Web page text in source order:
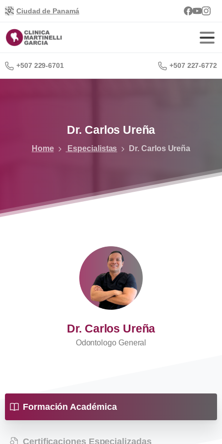
Ciudad de Panamá
+507 229-6701 +507 227-6772
Dr. Carlos Ureña
Home Especialistas Dr. Carlos Ureña
Dr. Carlos Ureña
Odontologo General
Formación Académica
Certificaciones Especializadas